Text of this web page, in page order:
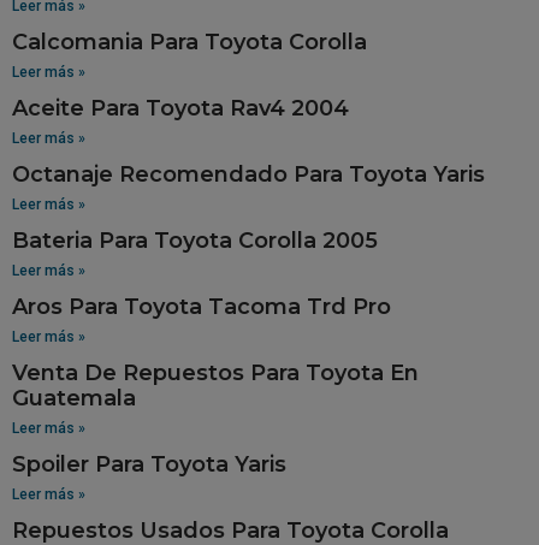
Leer más »
Calcomania Para Toyota Corolla
Leer más »
Aceite Para Toyota Rav4 2004
Leer más »
Octanaje Recomendado Para Toyota Yaris
Leer más »
Bateria Para Toyota Corolla 2005
Leer más »
Aros Para Toyota Tacoma Trd Pro
Leer más »
Venta De Repuestos Para Toyota En
Guatemala
Leer más »
Spoiler Para Toyota Yaris
Leer más »
Repuestos Usados Para Toyota Corolla